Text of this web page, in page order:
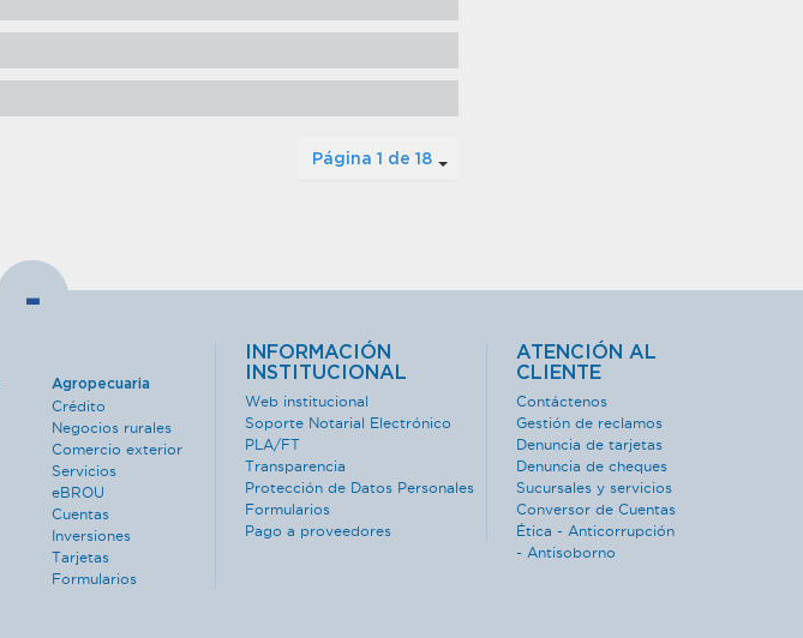
Página 1 de 18
-
Agropecuaria
Crédito
Negocios rurales
Comercio exterior
Servicios
eBROU
Cuentas
Inversiones
Tarjetas
Formularios
INFORMACIÓN
INSTITUCIONAL
Web institucional
Soporte Notarial Electrónico
PLA/FT
Transparencia
Protección de Datos Personales
Formularios
Pago a proveedores
ATENCIÓN AL
CLIENTE
Contáctenos
Gestión de reclamos
Denuncia de tarjetas
Denuncia de cheques
Sucursales y servicios
Conversor de Cuentas
Ética - Anticorrupción
- Antisoborno